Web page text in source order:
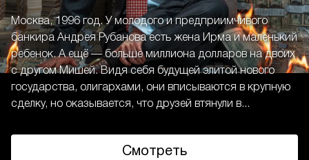
Москва, 1996 год. У молодого и предприимчивого
банкира Андрея Рубанова есть жена Ирма и маленький
ребенок. А ещё — больше миллиона долларов на двоих
с другом Мишей. Видя себя будущей элитой нового
государства, олигархами, они вписываются в крупную
сделку, но оказывается, что друзей втянули в...
Смотреть